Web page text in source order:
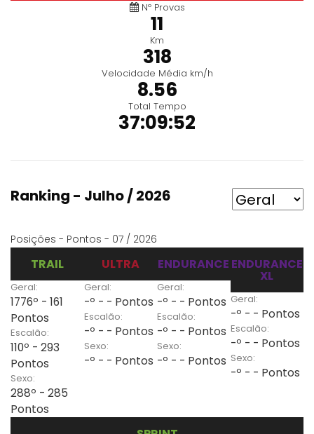
Nº Provas
11
Km
318
Velocidade Média km/h
8.56
Total Tempo
37:09:52
Ranking - Julho / 2026
Posições - Pontos - 07 / 2026
TRAIL
Geral:
1776º - 161
Pontos
Escalão:
110º - 293
Pontos
Sexo:
288º - 285
Pontos
ULTRA
Geral:
-º - - Pontos
Escalão:
-º - - Pontos
Sexo:
-º - - Pontos
ENDURANCE
Geral:
-º - - Pontos
Escalão:
-º - - Pontos
Sexo:
-º - - Pontos
ENDURANCE
XL
Geral:
-º - - Pontos
Escalão:
-º - - Pontos
Sexo:
-º - - Pontos